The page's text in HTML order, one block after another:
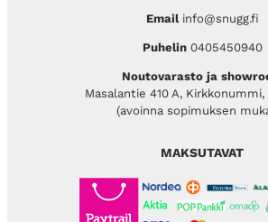
Emailinfo@snugg.fi
Puhelin 0405450940
Noutovarasto ja
Masalantie 410 A, Kirkkonummi,
(avoinna sopimuksen
MAKSUTAVAT